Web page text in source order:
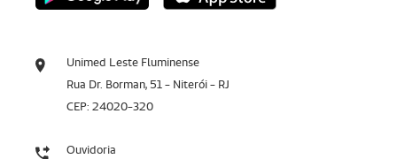
Unimed Leste Fluminense
Rua Dr. Borman, 51 - Niterói - RJ
CEP: 24020-320
Ouvidoria